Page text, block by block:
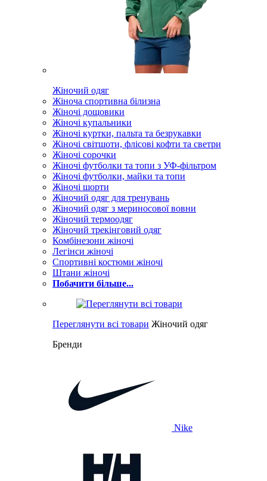
Жіночий одяг
Жіноча спортивна білизна
Жіночі дощовики
Жіночі купальники
Жіночі куртки, пальта та безрукавки
Жіночі світшоти, флісові кофти та светри
Жіночі сорочки
Жіночі футболки та топи з УФ-фільтром
Жіночі футболки, майки та топи
Жіночі шорти
Жіночий одяг для тренувань
Жіночий одяг з мериносової вовни
Жіночий термоодяг
Жіночий трекінговий одяг
Комбінезони жіночі
Легінси жіночі
Спортивні костюми жіночі
Штани жіночі
Побачити більше...
Переглянути всі товари Жіночий одяг
Бренди
Nike